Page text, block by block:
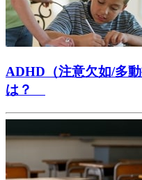
ADHD（注意欠如/多
は？